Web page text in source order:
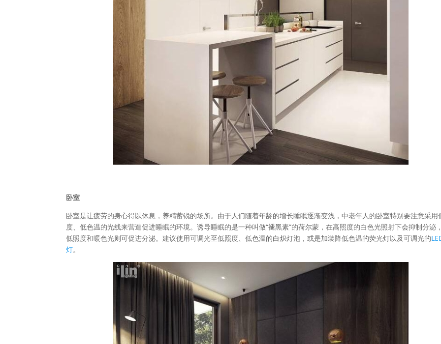
卧室
卧室是让疲劳的身心得以休息，养精蓄锐的场所。由于人们随着年龄的增长睡眠逐渐变浅，中老年人的卧室特别要注意采用
度、低色温的光线来营造促进睡眠的环境。诱导睡眠的是一种叫做“褪黑素”的荷尔蒙，在高照度的白色光照射下会抑制分泌
低照度和暖色光则可促进分泌。建议使用可调光至低照度、低色温的白炽灯泡，或是加装降低色温的荧光灯以及可调光的
灯。